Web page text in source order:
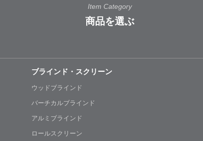
Item Category
商品を選ぶ
ブラインド・スクリーン
ウッドブラインド
バーチカルブラインド
アルミブラインド
ロールスクリーン